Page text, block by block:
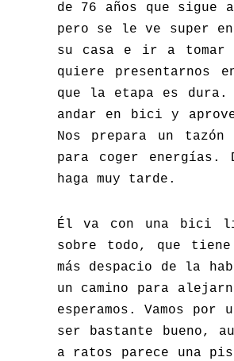
de 76 años que sigue
pero se le ve super
su casa e ir a tomar
quiere presentarnos
que la etapa es dura.
andar en bici y
Nos prepara un
para coger energías.
haga muy tarde.
Él va con una bici
sobre todo, que
más despacio de la
un camino para
esperamos. Vamos
ser bastante bueno,
a ratos parece una